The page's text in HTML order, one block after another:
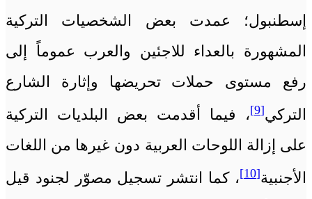
إسطنبول؛ عمدت بعض الشخصيات التركية
المشهورة بالعداء للاجئين والعرب عموماً إلى
رفع مستوى حملات تحريضها وإثارة الشارع
التركي[9]
، فيما أقدمت بعض البلديات التركية
على إزالة اللوحات العربية دون غيرها من اللغات
الأجنبية[10]
، كما انتشر تسجيل مصوّر لجنود قيل